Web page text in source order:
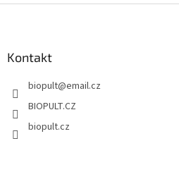
Kontakt
biopult@email.cz
BIOPULT.CZ
biopult.cz